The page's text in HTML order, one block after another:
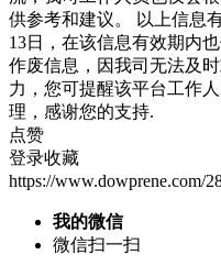
供参考和建议。 以上信息
13日，在该信息有效期内
作废信息，因我司无法及
力，您可提醒该平台工作
理，感谢您的支持.
点赞
登录收藏
https://www.dowprene.com/
我的微信
微信扫一扫